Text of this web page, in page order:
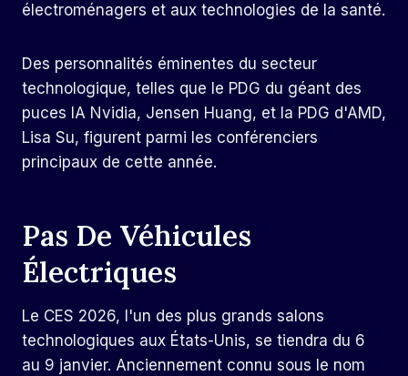
électroménagers et aux technologies de la santé.
Des personnalités éminentes du secteur
technologique, telles que le PDG du géant des
puces IA Nvidia, Jensen Huang, et la PDG d'AMD,
Lisa Su, figurent parmi les conférenciers
principaux de cette année.
Pas De Véhicules
Électriques
Le CES 2026, l'un des plus grands salons
technologiques aux États-Unis, se tiendra du 6
au 9 janvier. Anciennement connu sous le nom